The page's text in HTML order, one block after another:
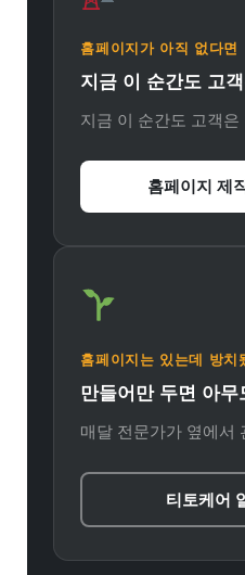
홈페이지가 아직 없다면
지금 이 순간도 고
지금 이 순간도 고객
홈페이지 제
홈페이지는 있는데 방치
만들어만 두면 아
매달 전문가가 옆에서
티토케어